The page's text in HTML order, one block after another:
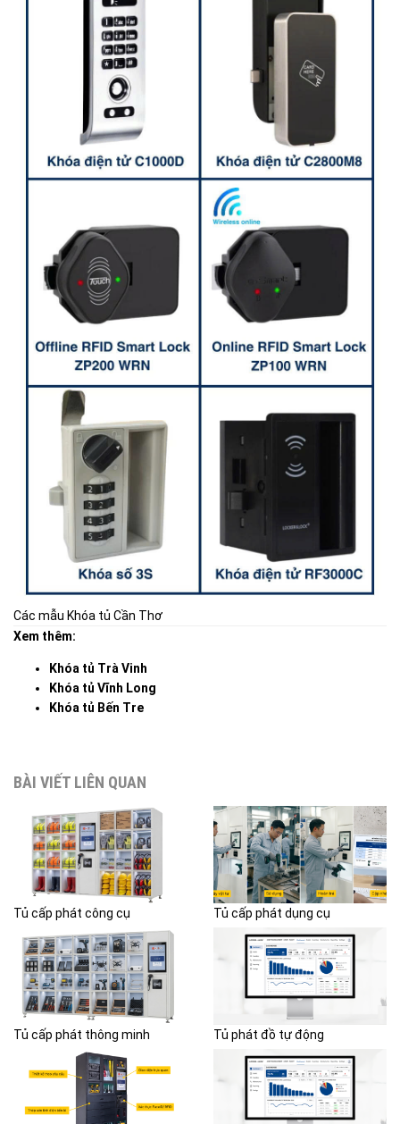
Các mẫu Khóa tủ Cần Thơ
Xem thêm:
Khóa tủ Trà Vinh
Khóa tủ Vĩnh Long
Khóa tủ Bến Tre
BÀI VIẾT LIÊN QUAN
Tủ cấp phát công cụ Tủ cấp phát dụng cụ
Tủ cấp phát thông minh Tủ phát đồ tự động